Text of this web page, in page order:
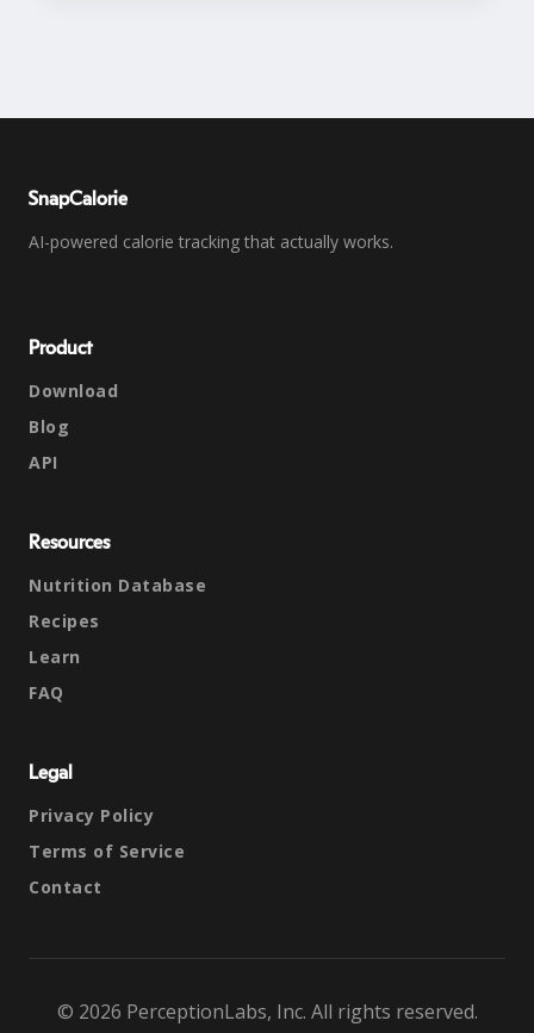
SnapCalorie
AI-powered calorie tracking that actually works.
Product
Download
Blog
API
Resources
Nutrition Database
Recipes
Learn
FAQ
Legal
Privacy Policy
Terms of Service
Contact
© 2026 PerceptionLabs, Inc. All rights reserved.